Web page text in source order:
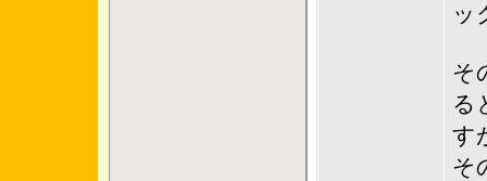
ッ
そ
る
す
そ